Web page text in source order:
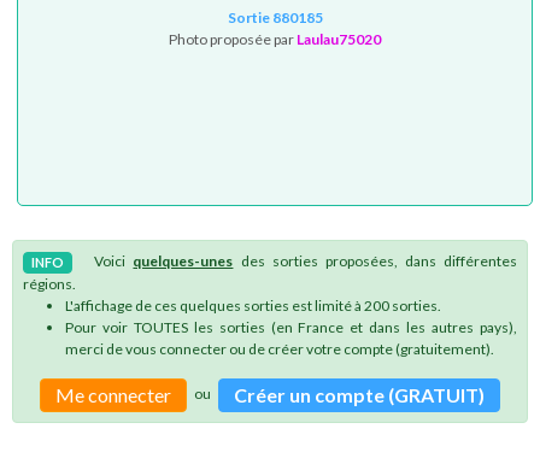
Sortie 880185
Photo proposée par Laulau75020
INFO Voici quelques-unes des sorties proposées, dans différentes
régions.
L'affichage de ces quelques sorties est limité à 200 sorties.
Pour voir TOUTES les sorties (en France et dans les autres pays),
merci de vous connecter ou de créer votre compte (gratuitement).
Me connecter ou Créer un compte (GRATUIT)